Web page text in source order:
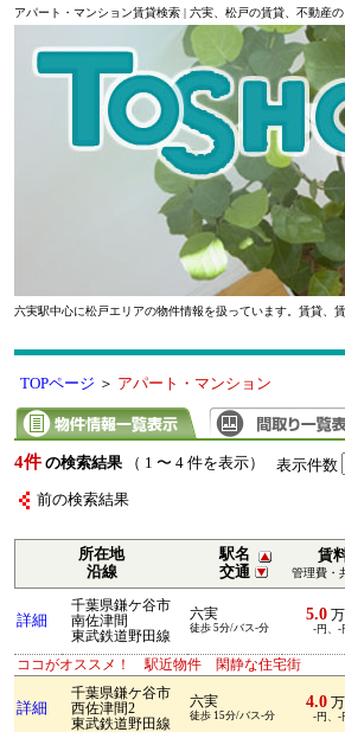
アパート・マンション賃貸検索 | 六実、松戸の賃貸、不動産
六実駅中心に松戸エリアの物件情報を扱っています。賃貸、
TOPページ ＞ アパート・マンション
4件 の検索結果 （ 1 〜 4 件を表示） 表示件数
前の検索結果
所在地
沿線
駅名
交通
賃
管理費・
詳細
千葉県鎌ケ谷市
南佐津間
東武鉄道野田線
六実
徒歩 5分/バス-分
5.0
-円、-
ココがオススメ！ 駅近物件 閑静な住宅街
詳細
千葉県鎌ケ谷市
西佐津間2
東武鉄道野田線
六実
徒歩 15分/バス-分
4.0
-円、-